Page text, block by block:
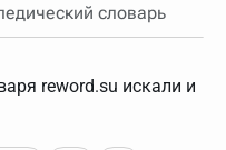
возможность
поэт" и нажать
статьи о поэте
словарь
reword.su искали и